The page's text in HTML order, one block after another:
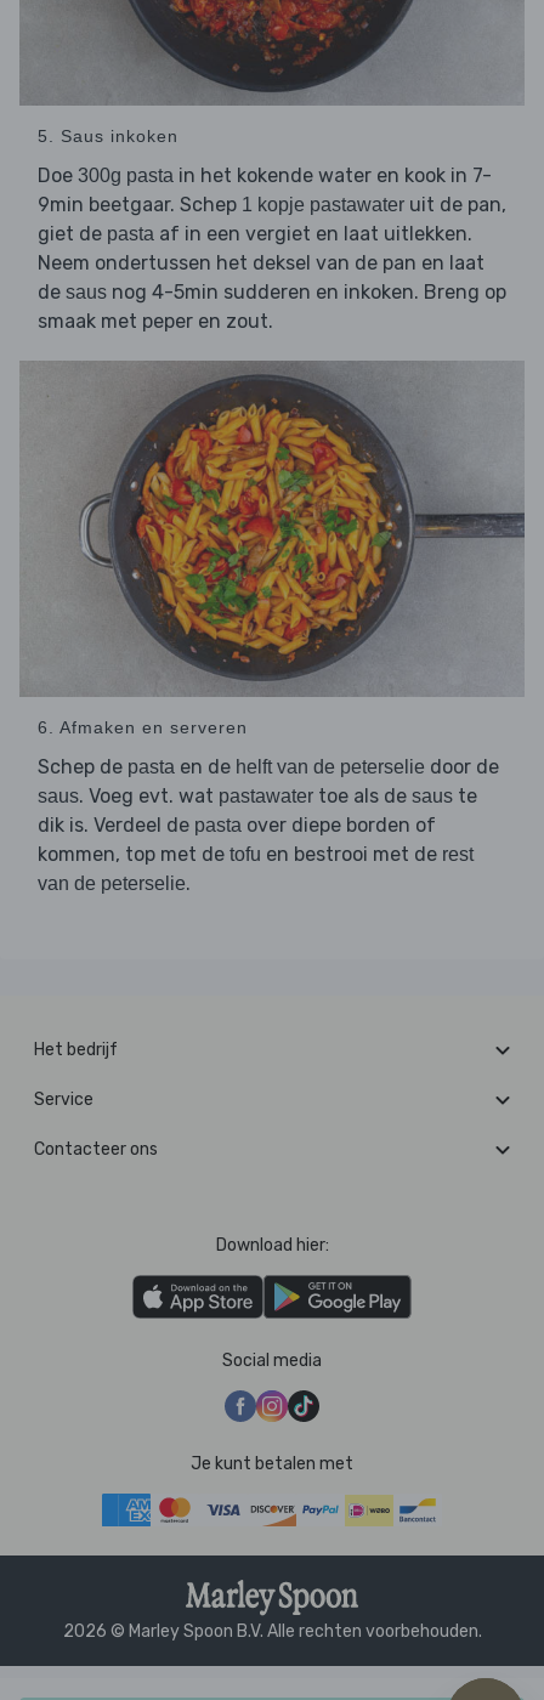
5. Saus inkoken
Doe 300g pasta in het kokende water en kook in 7-
9min beetgaar. Schep 1 kopje pastawater uit de pan,
giet de pasta af in een vergiet en laat uitlekken.
Neem ondertussen het deksel van de pan en laat
de saus nog 4-5min sudderen en inkoken. Breng op
smaak met peper en zout.
6. Afmaken en serveren
Schep de pasta en de helft van de peterselie door de
saus. Voeg evt. wat pastawater toe als de saus te
dik is. Verdeel de pasta over diepe borden of
kommen, top met de tofu en bestrooi met de rest
van de peterselie.
Het bedrijf
Service
Contacteer ons
Download hier:
Social media
Je kunt betalen met
2026 © Marley Spoon B.V. Alle rechten voorbehouden.